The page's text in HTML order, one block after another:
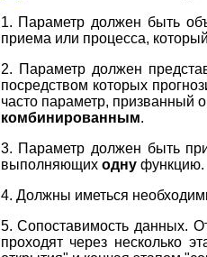
1. Параметр должен быть
приема или процесса,
2. Параметр должен
посредством которых
часто параметр, призванный
комбинированным.
3. Параметр должен быть
выполняющих однуфункцию.
4. Должны иметься
5. Сопоставимость данных.
проходят через несколько